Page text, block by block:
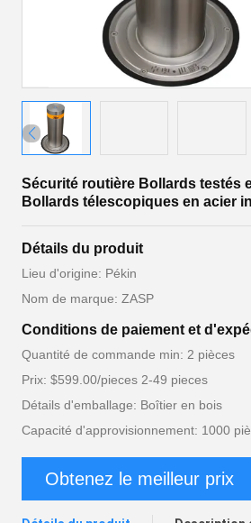
Sécurité routière Bollards testés
Bollards télescopiques en acier
Détails du produit
Lieu d'origine: Pékin
Nom de marque: ZASP
Conditions de paiement et
Quantité de commande min: 2 pièces
Prix: $599.00/pieces 2-49 pieces
Détails d'emballage: Boîtier en bois
Capacité d'approvisionnement: 1000
Obtenez le meilleur prix